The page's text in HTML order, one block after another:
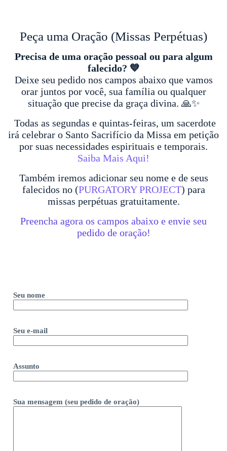
Peça uma Oração (Missas Perpétuas)
Precisa de uma oração pessoal ou para algum
falecido? 💙
Deixe seu pedido nos campos abaixo que vamos
orar juntos por você, sua família ou qualquer
situação que precise da graça divina. 🙏✨
Todas as segundas e quintas-feiras, um sacerdote
irá celebrar o Santo Sacrifício da Missa em petição
por suas necessidades espirituais e temporais.
Saiba Mais Aqui!
Também iremos adicionar seu nome e de seus
falecidos no (PURGATORY PROJECT) para
missas perpétuas gratuitamente.
Preencha agora os campos abaixo e envie seu
pedido de oração!
Seu nome
Seu e-mail
Assunto
Sua mensagem (seu pedido de oração)